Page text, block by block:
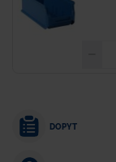
DOPYT